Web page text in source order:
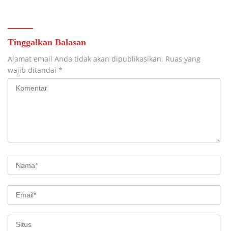
Tinggalkan Balasan
Alamat email Anda tidak akan dipublikasikan. Ruas yang
wajib ditandai *